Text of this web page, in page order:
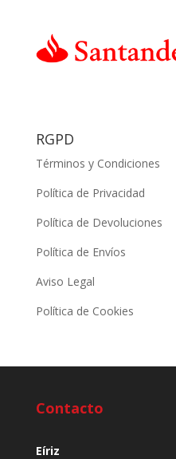
RGPD
Términos y Condiciones
Política de Privacidad
Política de Devoluciones
Política de Envíos
Aviso Legal
Política de Cookies
Contacto
Eíriz